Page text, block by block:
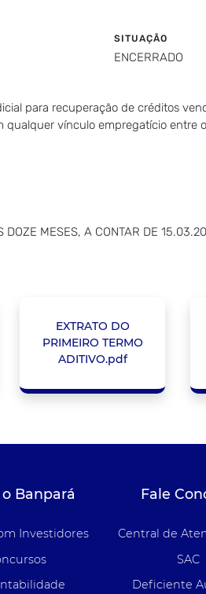
SITUAÇÃO
ENCERRADO
para recuperação de créditos
vínculo empregatício entre
DOZE MESES, A CONTAR DE
EXTRATO DO
PRIMEIRO TERMO
ADITIVO.pdf
Banpará
Investidores
Fale
Central de
SAC
Deficiente